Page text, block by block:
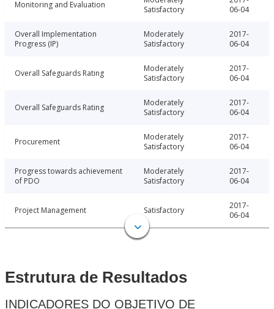
Monitoring and Evaluation
Satisfactory
06-04
Overall Implementation
Progress (IP)
Moderately
Satisfactory
2017-
06-04
Overall Safeguards Rating
Moderately
Satisfactory
2017-
06-04
Overall Safeguards Rating
Moderately
Satisfactory
2017-
06-04
Procurement
Moderately
Satisfactory
2017-
06-04
Progress towards achievement
of PDO
Moderately
Satisfactory
2017-
06-04
Project Management Satisfactory
2017-
06-04
Estrutura de Resultados
INDICADORES DO OBJETIVO DE